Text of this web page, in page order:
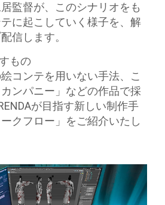
監督が、このシナリオをも
に起こしていく様子を、解
信します。
もの
コンテを用いない手法、こ
ンパニー」などの作品で採
が目指す新しい制作手
クフロー」をご紹介いたし